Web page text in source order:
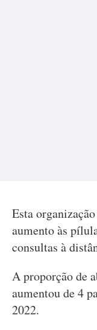
Esta
aumento às
consultas à
A proporção de
aumentou de 4
2022.